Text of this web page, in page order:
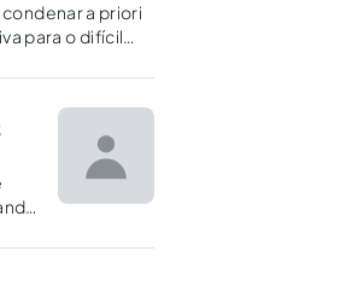
a priori
para o difícil